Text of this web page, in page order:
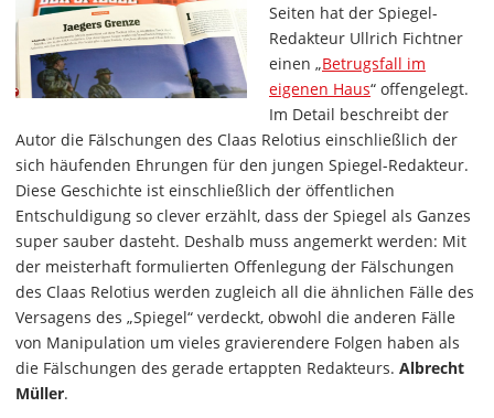
Seiten hat der Spiegel-
Redakteur Ullrich Fichtner
einen „Betrugsfall im
eigenen Haus“ offengelegt.
Im Detail beschreibt der
Autor die Fälschungen des Claas Relotius einschließlich der
sich häufenden Ehrungen für den jungen Spiegel-Redakteur.
Diese Geschichte ist einschließlich der öffentlichen
Entschuldigung so clever erzählt, dass der Spiegel als Ganzes
super sauber dasteht. Deshalb muss angemerkt werden: Mit
der meisterhaft formulierten Offenlegung der Fälschungen
des Claas Relotius werden zugleich all die ähnlichen Fälle des
Versagens des „Spiegel“ verdeckt, obwohl die anderen Fälle
von Manipulation um vieles gravierendere Folgen haben als
die Fälschungen des gerade ertappten Redakteurs. Albrecht
Müller.